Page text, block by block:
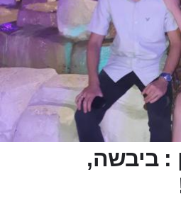
: ביבשה,